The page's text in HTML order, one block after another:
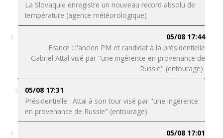
La Slovaquie enregistre un nouveau record absolu de
température (agence météorologique)
05/08 17:44
France : l'ancien PM et candidat à la présidentielle
Gabriel Attal visé par "une ingérence en provenance de
Russie" (entourage)
05/08 17:31
Présidentielle : Attal à son tour visé par "une ingérence
en provenance de Russie" (entourage)
05/08 17:01